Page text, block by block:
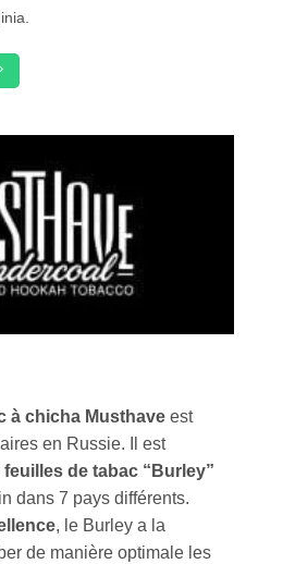
à chicha Musthave est
en Russie. Il est
de tabac “Burley”
dans 7 pays différents.
, le Burley a la
de manière optimale les